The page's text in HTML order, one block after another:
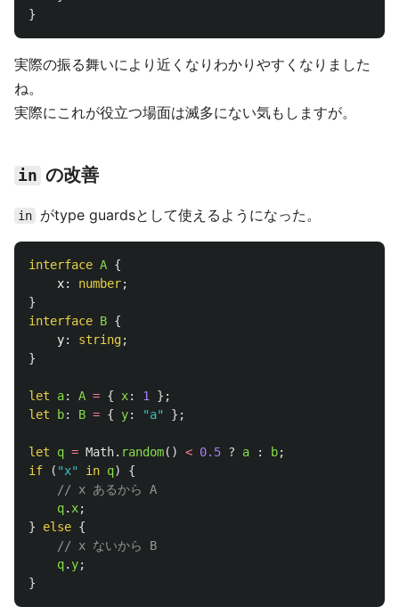
}
実際の振る舞いにより近くなりわかりやすくなりました
ね。
実際にこれが役立つ場面は滅多にない気もしますが。
in の改善
in がtype guardsとして使えるようになった。
interface A {
x: number;
}
interface B {
y: string;
}
let a: A = { x: 1
};
let
b: B = { y: "a" };
let q = Math. random() < 0.5 ? a : b;
if
( "x" in q)
{
// x あるから A
q. x;
}
else {
// x ないから B
q. y;
}